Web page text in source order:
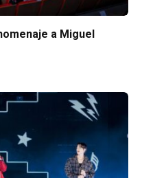
a Miguel